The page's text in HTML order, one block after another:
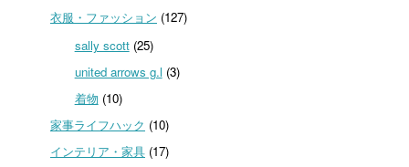
衣服・ファッション (127)
sally scott(25)
united arrows g.l (3)
着物 (10)
家事ライフハック (10)
インテリア・家具(17)